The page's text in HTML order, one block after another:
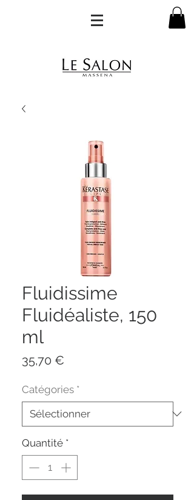
Fluidissime
Fluidéaliste, 150
ml
35,70 €
Catégories *
Quantité *